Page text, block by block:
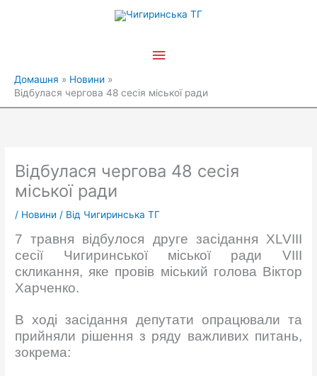
Головне
Домашня
Новини
Відбулася чергова 48 сесія міської ради
Відбулася чергова 48 сесія
міської ради
/ Новини / Від Чигиринська ТГ
7 травня відбулося друге засідання XLVIII
сесії Чигиринської міської ради VIII
скликання, яке провів міський голова Віктор
Харченко.
В ході засідання депутати опрацювали та
прийняли рішення з ряду важливих питань,
зокрема: